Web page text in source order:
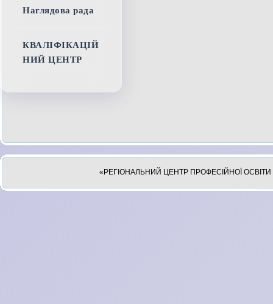
Наглядова рада
КВАЛІФІКАЦІЙ
НИЙ ЦЕНТР
«РЕГІОНАЛЬНИЙ ЦЕНТР ПРОФЕСІЙНОЇ